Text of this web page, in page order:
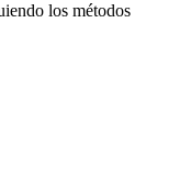
los métodos